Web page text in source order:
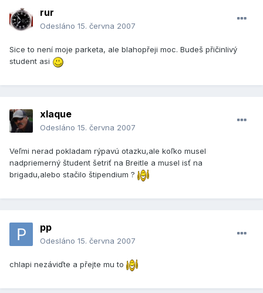
rur
Odesláno 15. června 2007
Sice to není moje parketa, ale blahopřeji moc. Budeš přičinlivý
student asi
xlaque
Odesláno 15. června 2007
Veľmi nerad pokladam rýpavú otazku,ale koľko musel
nadpriemerný študent šetriť na Breitle a musel isť na
brigadu,alebo stačilo štipendium ?
pp
Odesláno 15. června 2007
chlapi nezáviďte a přejte mu to